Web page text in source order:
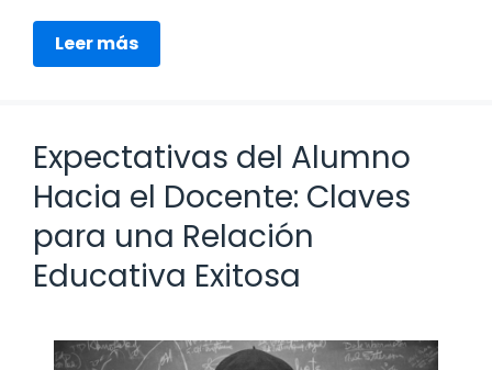
Leer más
Expectativas del Alumno
Hacia el Docente: Claves
para una Relación
Educativa Exitosa